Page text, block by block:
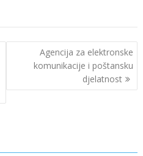
Agencija za elektronske
komunikacije i poštansku
djelatnost